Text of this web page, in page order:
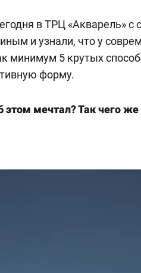
в ТРЦ «Акварель» с
и узнали, что у
минимум 5 крутых
форму.
этом мечтал? Так чего